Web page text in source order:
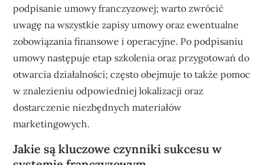
podpisanie umowy franczyzowej; warto zwrócić
uwagę na wszystkie zapisy umowy oraz ewentualne
zobowiązania finansowe i operacyjne. Po podpisaniu
umowy następuje etap szkolenia oraz przygotowań do
otwarcia działalności; często obejmuje to także pomoc
w znalezieniu odpowiedniej lokalizacji oraz
dostarczenie niezbędnych materiałów
marketingowych.
Jakie są kluczowe czynniki sukcesu w